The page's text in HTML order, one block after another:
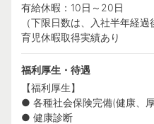
有給休暇：10日～20日
（下限日数は、入社半年経過
育児休暇取得実績あり
福利厚生・待遇
【福利厚生】
● 各種社会保険完備(健康、
● 健康診断